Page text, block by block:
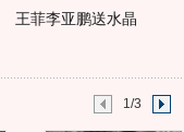
王菲李亚鹏送水晶
1/3